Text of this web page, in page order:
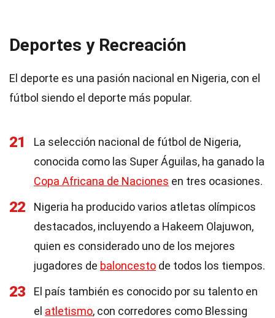
Deportes y Recreación
El deporte es una pasión nacional en Nigeria, con el
fútbol siendo el deporte más popular.
21
La selección nacional de fútbol de Nigeria,
conocida como las Super Águilas, ha ganado la
Copa Africana de Naciones en tres ocasiones.
22
Nigeria ha producido varios atletas olímpicos
destacados, incluyendo a Hakeem Olajuwon,
quien es considerado uno de los mejores
jugadores de baloncesto de todos los tiempos.
23
El país también es conocido por su talento en
el atletismo, con corredores como Blessing